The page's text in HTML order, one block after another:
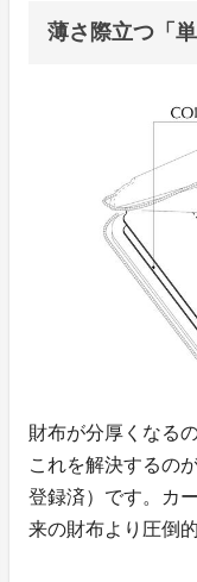
薄さ際立つ「
財布が分厚くなる
これを解決するの
登録済）です。カ
来の財布より圧倒